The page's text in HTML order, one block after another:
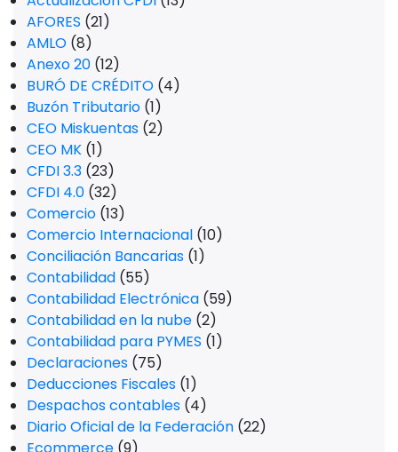
AFORES (21)
AMLO (8)
Anexo 20 (12)
BURÓ DE CRÉDITO (4)
Buzón Tributario (1)
CEO Miskuentas (2)
CEO MK (1)
CFDI 3.3 (23)
CFDI 4.0 (32)
Comercio (13)
Comercio Internacional (10)
Conciliación Bancarias (1)
Contabilidad (55)
Contabilidad Electrónica (59)
Contabilidad en la nube (2)
Contabilidad para PYMES (1)
Declaraciones (75)
Deducciones Fiscales (1)
Despachos contables (4)
Diario Oficial de la Federación (22)